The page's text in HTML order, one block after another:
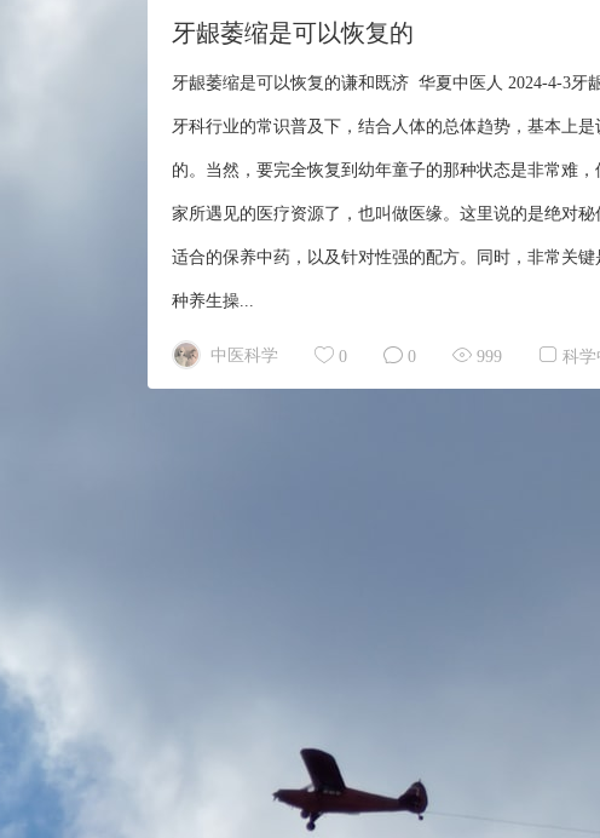
牙龈萎缩是可以恢复的
牙龈萎缩是可以恢复的谦和既济 华夏中医人 2024-4-3
牙科行业的常识普及下，结合人体的总体趋势，基本上
的。当然，要完全恢复到幼年童子的那种状态是非常难
家所遇见的医疗资源了，也叫做医缘。这里说的是绝对
适合的保养中药，以及针对性强的配方。同时，非常关
种养生操...
中医科学 0 0 999 科学